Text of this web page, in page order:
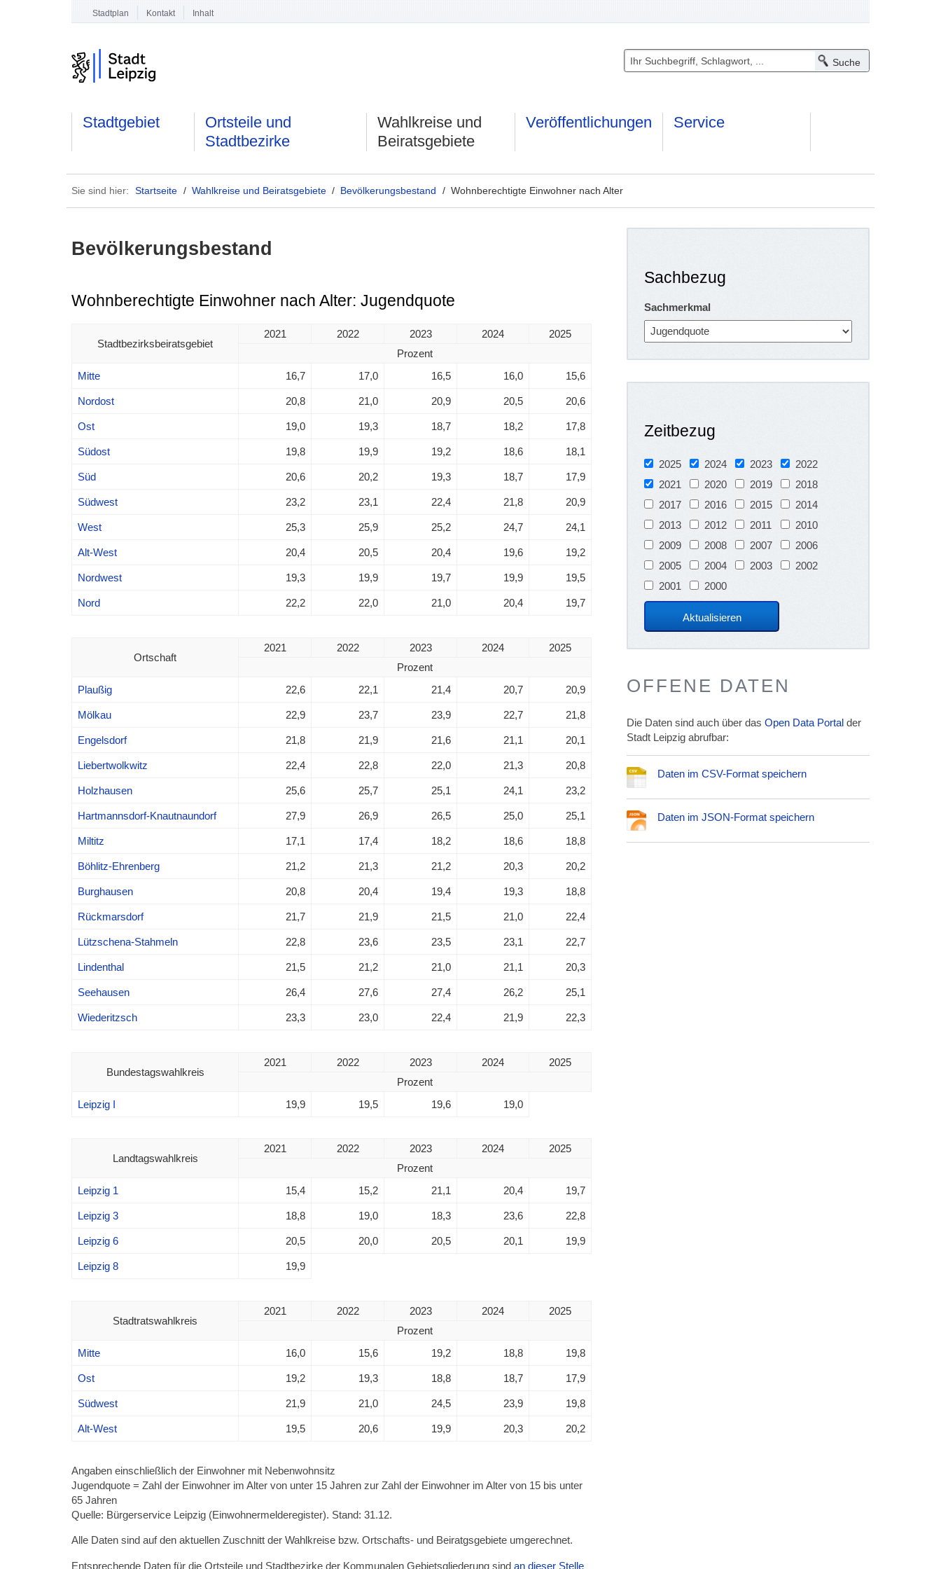
Stadtplan Kontakt Inhalt
Stadtgebiet
Ortsteile und
Stadtbezirke
Wahlkreise und
Beiratsgebiete
Veröffentlichungen Service
Sie sind hier: Startseite / Wahlkreise und Beiratsgebiete / Bevölkerungsbestand / Wohnberechtigte Einwohner nach Alter
Bevölkerungsbestand
Wohnberechtigte Einwohner nach Alter: Jugendquote
Stadtbezirksbeiratsgebiet
2021 2022 2023 2024
2025
Prozent
Mitte
16,7 17,0 16,5 16,0 15,6
Nordost 20,8 21,0 20,9 20,5 20,6
Ost 19,0 19,3 18,7 18,2 17,8
Südost 19,8 19,9 19,2 18,6 18,1
Süd 20,6 20,2 19,3 18,7 17,9
Südwest 23,2 23,1 22,4 21,8 20,9
West 25,3 25,9 25,2 24,7 24,1
Alt-West 20,4 20,5 20,4 19,6 19,2
Nordwest 19,3 19,9 19,7 19,9 19,5
Nord 22,2 22,0 21,0 20,4 19,7
Ortschaft
2021 2022 2023 2024
2025
Prozent
Plaußig
22,6 22,1 21,4 20,7 20,9
Mölkau 22,9 23,7 23,9 22,7 21,8
Engelsdorf 21,8 21,9 21,6 21,1 20,1
Liebertwolkwitz 22,4 22,8 22,0 21,3 20,8
Holzhausen 25,6 25,7 25,1 24,1 23,2
Hartmannsdorf-Knautnaundorf 27,9 26,9 26,5 25,0 25,1
Miltitz 17,1 17,4 18,2 18,6 18,8
Böhlitz-Ehrenberg 21,2 21,3 21,2 20,3 20,2
Burghausen 20,8 20,4 19,4 19,3 18,8
Rückmarsdorf 21,7 21,9 21,5 21,0 22,4
Lützschena-Stahmeln 22,8 23,6 23,5 23,1 22,7
Lindenthal 21,5 21,2 21,0 21,1 20,3
Seehausen 26,4 27,6 27,4 26,2 25,1
Wiederitzsch 23,3 23,0 22,4 21,9 22,3
Bundestagswahlkreis
2021 2022 2023 2024
2025
Prozent
Leipzig I
19,9 19,5 19,6 19,0
Landtagswahlkreis
2021 2022 2023 2024
2025
Prozent
Leipzig 1
15,4 15,2 21,1 20,4 19,7
Leipzig 3 18,8 19,0 18,3 23,6 22,8
Leipzig 6 20,5 20,0 20,5 20,1 19,9
Leipzig 8 19,9
Stadtratswahlkreis
2021 2022 2023 2024
2025
Prozent
Mitte
16,0 15,6 19,2 18,8 19,8
Ost 19,2 19,3 18,8 18,7 17,9
Südwest 21,9 21,0 24,5 23,9 19,8
Alt-West 19,5 20,6 19,9 20,3 20,2
Angaben einschließlich der Einwohner mit Nebenwohnsitz
Jugendquote = Zahl der Einwohner im Alter von unter 15 Jahren zur Zahl der Einwohner im Alter von 15 bis unter
65 Jahren
Quelle: Bürgerservice Leipzig (Einwohnermelderegister). Stand: 31.12.
Alle Daten sind auf den aktuellen Zuschnitt der Wahlkreise bzw. Ortschafts- und Beiratgsgebiete umgerechnet.
Entsprechende Daten für die Ortsteile und Stadtbezirke der Kommunalen Gebietsgliederung sind an dieser Stelle
Sachbezug
Sachmerkmal
Zeitbezug
2025 2024 2023
2022
2021
2020 2019
2018
2017
2016 2015
2014
2013
2012 2011
2010
2009
2008 2007
2006
2005
2004 2003
2002
2001
2000
OFFENE DATEN
Die Daten sind auch über dasOpen Data Portal der
Stadt Leipzig abrufbar:
Daten im CSV-Format speichern
Daten im JSON-Format speichern